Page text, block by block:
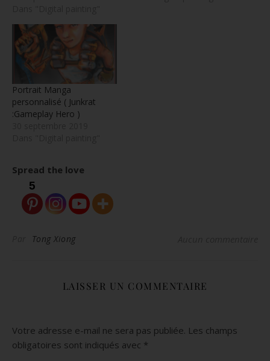
Portrait Manga
personnalisé ( Junkrat
:Gameplay Hero )
Spread the love
5
Tong Xiong
LAISSER UN COMMENTAIRE
Votre adresse e-mail ne sera pas publiée. Les champs
obligatoires sont indiqués avec *